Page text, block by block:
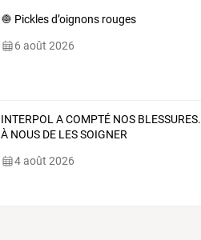
🧅 Pickles d’oignons rouges
6 août 2026
INTERPOL A COMPTÉ NOS BLESSURES.
À NOUS DE LES SOIGNER
4 août 2026